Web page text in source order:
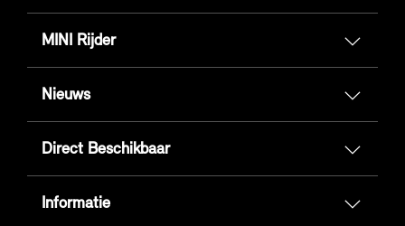
MINI Rijder
Nieuws
Direct Beschikbaar
Informatie